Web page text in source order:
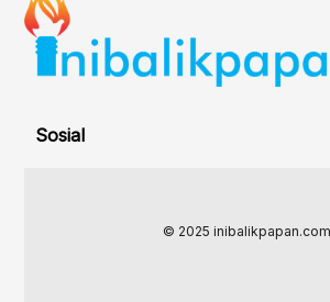
Sosial
© 2025 inibalikpapan.com